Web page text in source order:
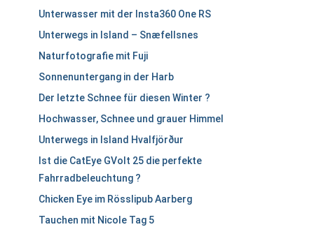
Unterwasser mit der Insta360 One RS
Unterwegs in Island – Snæfellsnes
Naturfotografie mit Fuji
Sonnenuntergang in der Harb
Der letzte Schnee für diesen Winter ?
Hochwasser, Schnee und grauer Himmel
Unterwegs in Island Hvalfjörður
Ist die CatEye GVolt 25 die perfekte
Fahrradbeleuchtung ?
Chicken Eye im Rösslipub Aarberg
Tauchen mit Nicole Tag 5